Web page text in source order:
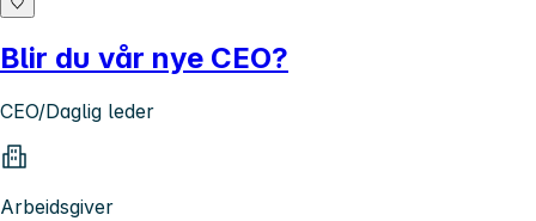
Blir du vår nye CEO?
CEO/Daglig leder
Arbeidsgiver